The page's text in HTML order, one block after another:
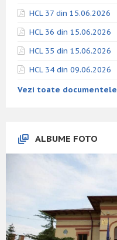
HCL 37 din 15.06.2026
HCL 36 din 15.06.2026
HCL 35 din 15.06.2026
HCL 34 din 09.06.2026
Vezi toate documentele
ALBUME FOTO